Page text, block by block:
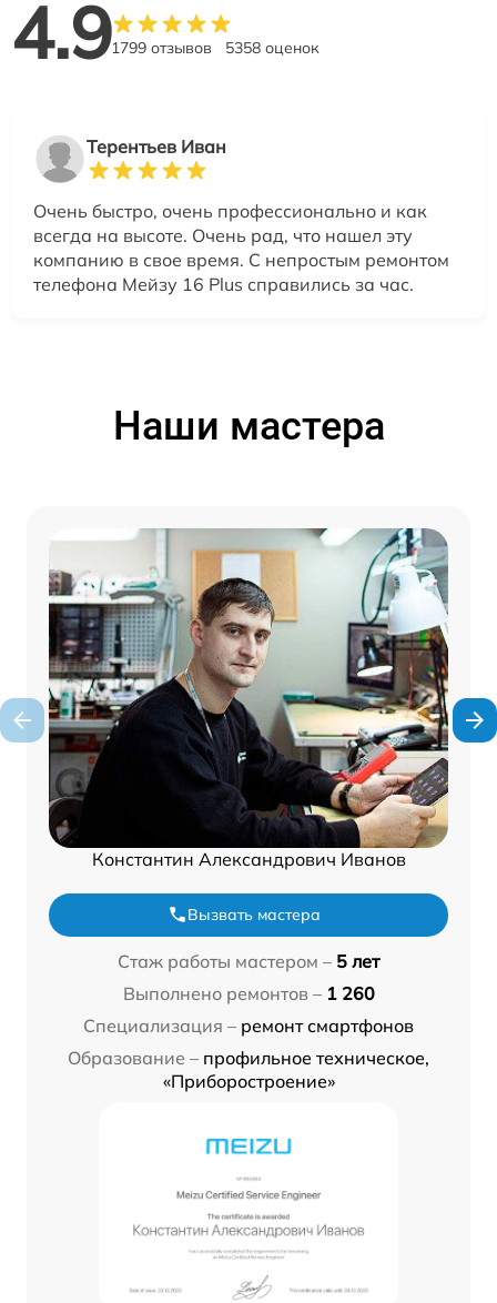
4.91799 отзывов 5358 оценок
Терентьев Иван
Очень быстро, очень профессионально и как
всегда на высоте. Очень рад, что нашел эту
компанию в свое время. С непростым ремонтом
телефона Мейзу 16 Plus справились за час.
Наши мастера
Константин Александрович Иванов
Вызвать мастера
Стаж работы мастером – 5 лет
Выполнено ремонтов – 1 260
Специализация – ремонт смартфонов
Образование – профильное техническое,
«Приборостроение»